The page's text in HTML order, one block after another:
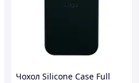
Чохол Silicone Case Full